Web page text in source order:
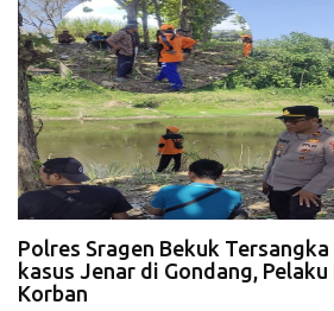
Polres Sragen Bekuk Tersangka
kasus Jenar di Gondang,
Korban